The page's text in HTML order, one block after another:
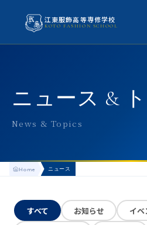
江東服飾高等専修学校
KOTO FASHION SCHOOL
アクセス
よくある質問
スクールライフ
生徒の1日
KOTO COLLECTION
卒業生インタビュー
募集要項
ニュース &
News & Topics
Home ニュース
すべて お知らせ
イベ